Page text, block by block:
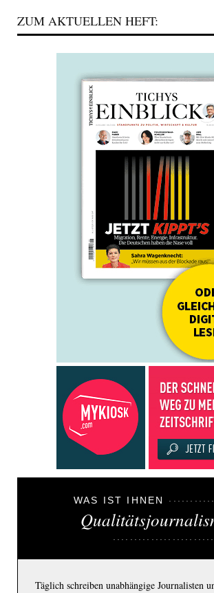
ZUM AKTUELLEN HEFT:
WAS IST IHNEN
Täglich schreiben unabhängige Journalisten